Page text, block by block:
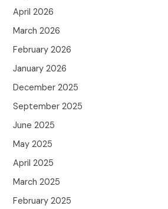
April 2026
March 2026
February 2026
January 2026
December 2025
September 2025
June 2025
May 2025
April 2025
March 2025
February 2025